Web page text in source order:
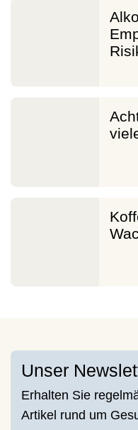
Unser
Erhalten Sie
Artikel rund um